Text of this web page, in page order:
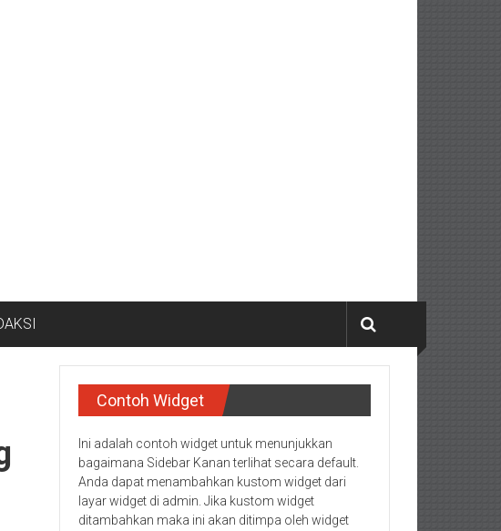
Contoh Widget
Ini adalah contoh widget untuk menunjukkan
bagaimana Sidebar Kanan terlihat secara default.
Anda dapat menambahkan kustom widget dari
layar widget di admin. Jika kustom widget
ditambahkan maka ini akan ditimpa oleh widget